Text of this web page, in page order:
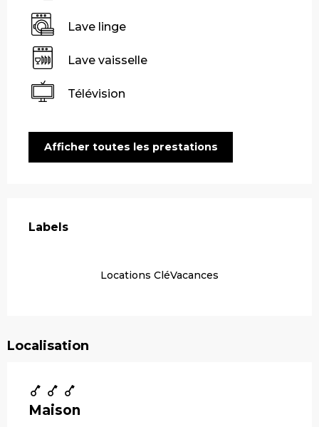
Lave linge
Lave vaisselle
Télévision
Afficher toutes les prestations
Labels
Labels
Locations CléVacances
Localisation
Maison